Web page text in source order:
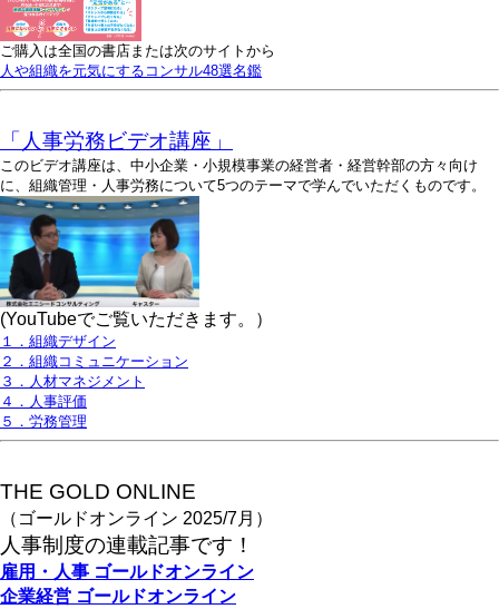
ご購入は全国の書店または次のサイトから
人や組織を元気にするコンサル48選名鑑
「人事労務ビデオ講座」
このビデオ講座は、中小企業・小規模事業の経営者・経営幹部の方々向け
に、組織管理・人事労務について5つのテーマで学んでいただくものです。
(YouTubeでご覧いただきます。）
１．組織デザイン
２．組織コミュニケーション
３．人材マネジメント
４．人事評価
５．労務管理
THE GOLD ONLINE
（ゴールドオンライン 2025/7月）
人事制度の連載記事です！
雇用・人事 ゴールドオンライン
企業経営 ゴールドオンライン